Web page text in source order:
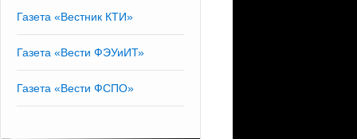
Газета «Вестник КТИ»
Газета «Вести ФЭУиИТ»
Газета «Вести ФСПО»